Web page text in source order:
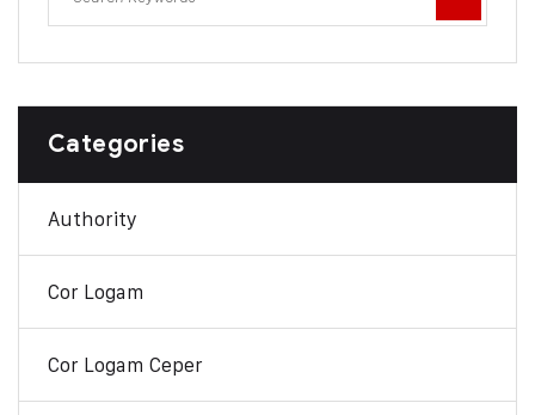
Categories
Authority
Cor Logam
Cor Logam Ceper